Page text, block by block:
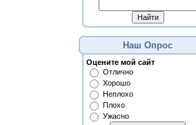
Наш Опрос
Оцените мой сайт
Отлично
Хорошо
Неплохо
Плохо
Ужасно